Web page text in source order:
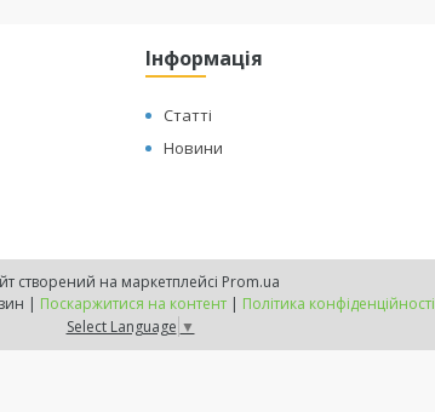
Інформація
Статті
Новини
створений на маркетплейсі Prom.ua
"ТехБаза" Інтернет магазин | Поскаржитися на контент | Політика конфіденційності
Select Language ▼